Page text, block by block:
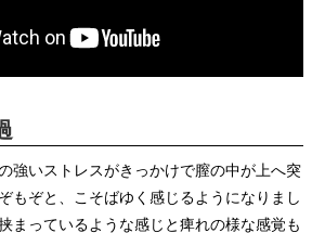
強いストレスがきっかけで膣の中が上へ突
もぞと、こそばゆく感じるようになりまし
まっているような感じと痺れの様な感覚も